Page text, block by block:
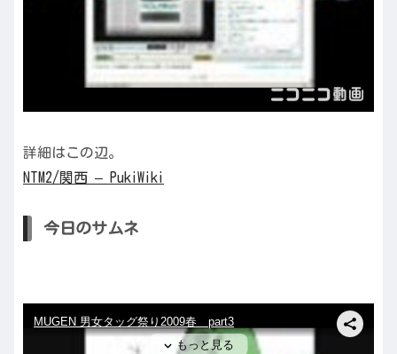
詳細はこの辺。
NTM2/関西 – PukiWiki
今日のサムネ